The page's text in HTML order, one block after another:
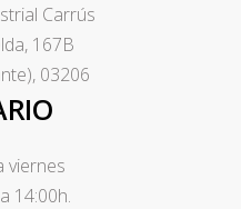
Carrús
167B
03206
viernes
14:00h.